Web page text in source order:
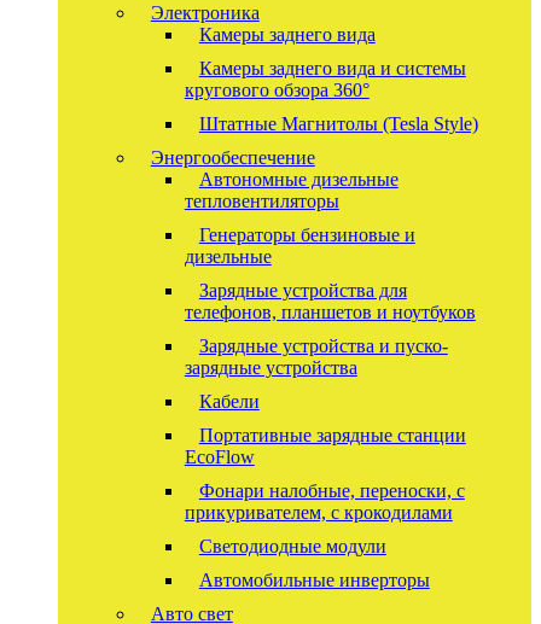
Электроника
Камеры заднего вида
Камеры заднего вида и системы
кругового обзора 360°
Штатные Магнитолы (Tesla Style)
Энергообеспечение
Автономные дизельные
тепловентиляторы
Генераторы бензиновые и
дизельные
Зарядные устройства для
телефонов, планшетов и ноутбуков
Зарядные устройства и пуско-
зарядные устройства
Кабели
Портативные зарядные станции
EcoFlow
Фонари налобные, переноски, с
прикуривателем, с крокодилами
Светодиодные модули
Автомобильные инверторы
Авто свет